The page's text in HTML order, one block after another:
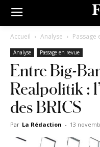
Accueil Analyse Passage
Analyse Passage en revue
Entre Big-
Realpolitik :
des BRICS
Par La Rédaction - 13